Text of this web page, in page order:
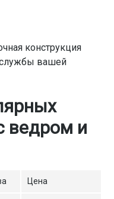
конструкция
службы вашей
ведром и
Цена